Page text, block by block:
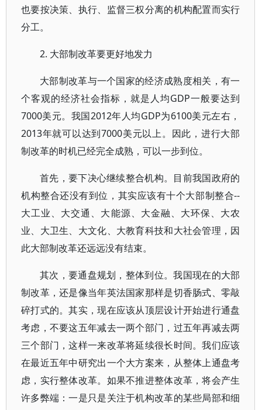
也要按决策、执行、监督三权分离的机构配置而实行
分工。
2. 大部制改革要更好地发力
大部制改革与一个国家的经济成熟度相关，有一
个客观的经济社会指标，就是人均GDP一般要达到
7000美元。我国2012年人均GDP为6100美元左右，
2013年就可以达到7000美元以上。因此，进行大部
制改革的时机已经完全成熟，可以一步到位。
首先，要下决心继续整合机构。目前我国政府的
机构整合还没有到位，其实应该有十个大部制整合--
大工业、大交通、大能源、大金融、大环保、大农
业、大卫生、大文化、大教育科技和大社会管理，因
此大部制改革还远远没有结束。
其次，要通盘规划，整体到位。我国现在的大部
制改革，还是像当年英法国家那样是切香肠式、零敲
碎打式的。其实，现在应该从顶层设计开始进行通盘
考虑，不要这五年减去一两个部门，过五年再减去两
三个部门，这样一来改革将延续很长时间。我们应该
在最近五年中研究出一个大方案来，从整体上通盘考
虑，实行整体改革。如果不推进整体改革，将会产生
许多弊端：一是只是关注于机构改革的某些局部和细